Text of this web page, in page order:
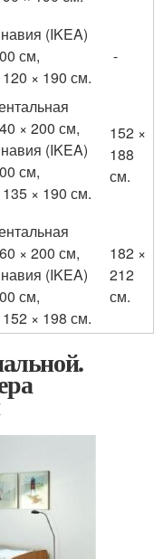
(IKEA)
см,
× 190 см.
-
× 200 см,
(IKEA)
см,
× 190 см.
152 ×
188
см.
× 200 см,
(IKEA)
см,
× 198 см.
182 ×
212
см.